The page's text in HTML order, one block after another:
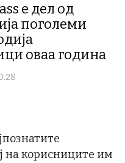
е дел од
поголеми
оваа година
на корисниците им